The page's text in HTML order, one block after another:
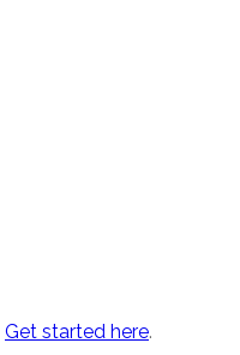
Get started here.